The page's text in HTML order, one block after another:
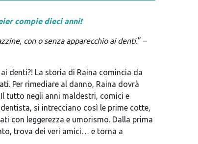
compie dieci anni!
con o senza apparecchio ai denti.” –
denti?! La storia di Raina comincia da
Per rimediare al danno, Raina dovrà
tutto negli anni maldestri, comici e
si intrecciano così le prime cotte,
con leggerezza e umorismo. Dalla prima
trova dei veri amici… e torna a